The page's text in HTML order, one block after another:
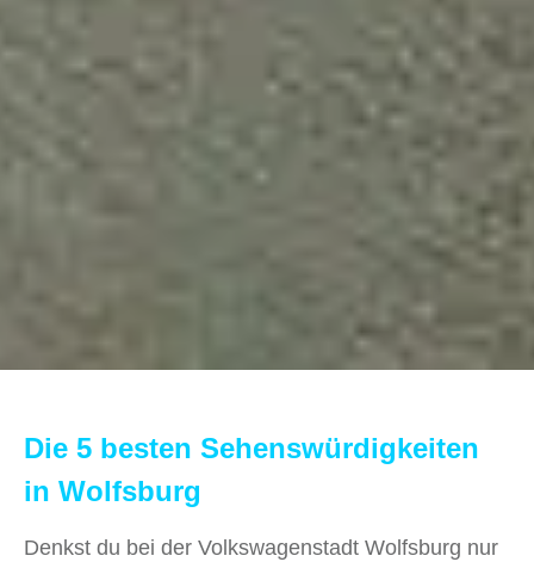
Die 5 besten Sehenswürdigkeiten
in Wolfsburg
Denkst du bei der Volkswagenstadt Wolfsburg nur